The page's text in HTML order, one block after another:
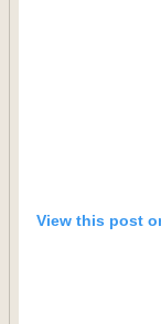
View this post